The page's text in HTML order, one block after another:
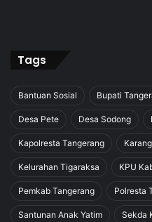
Tags
Bantuan Sosial Bupati
Desa Pete Desa Sodong
Kapolresta Tangerang
Kelurahan Tigaraksa KPU
Pemkab Tangerang Polresta
Santunan Anak Yatim Sekda